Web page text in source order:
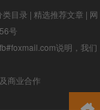
类目录 | 精选推荐文章 | 网
号
说明，我们
商业合作